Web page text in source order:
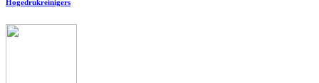
Hogedrukreinigers